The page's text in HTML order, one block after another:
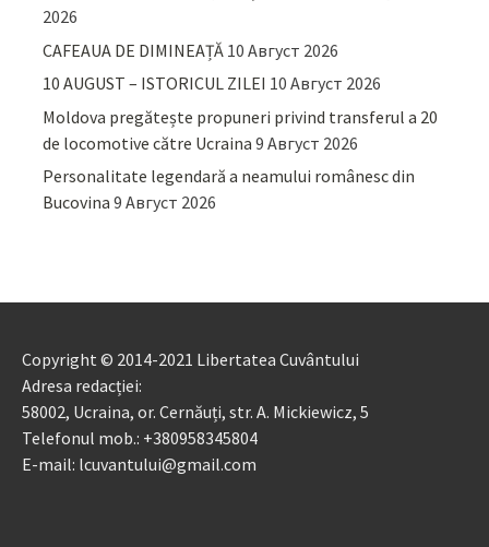
2026
CAFEAUA DE DIMINEAȚĂ 10 Август 2026
10 AUGUST – ISTORICUL ZILEI 10 Август 2026
Moldova pregătește propuneri privind transferul a 20
de locomotive către Ucraina 9 Август 2026
Personalitate legendară a neamului românesc din
Bucovina 9 Август 2026
Copyright © 2014-2021 Libertatea Cuvântului
Adresa redacției:
58002, Ucraina, or. Cernăuți, str. A. Mickiewicz, 5
Telefonul mob.: +380958345804
E-mail: lcuvantului@gmail.com